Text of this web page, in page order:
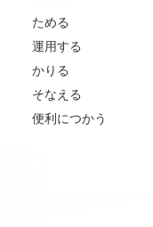
ためる
運用する
かりる
そなえる
便利につかう